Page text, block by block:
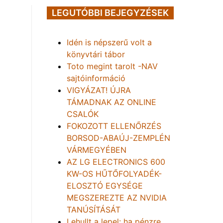
LEGUTÓBBI BEJEGYZÉSEK
Idén is népszerű volt a
könyvtári tábor
Toto megint tarolt -NAV
sajtóinformáció
VIGYÁZAT! ÚJRA
TÁMADNAK AZ ONLINE
CSALÓK
FOKOZOTT ELLENŐRZÉS
BORSOD-ABAÚJ-ZEMPLÉN
VÁRMEGYÉBEN
AZ LG ELECTRONICS 600
KW-OS HŰTŐFOLYADÉK-
ELOSZTÓ EGYSÉGE
MEGSZEREZTE AZ NVIDIA
TANÚSÍTÁSÁT